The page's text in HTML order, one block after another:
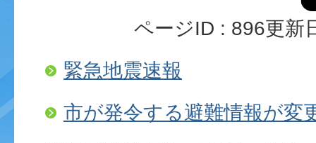
ページID : 896更新
緊急地震速報
市が発令する避難情報が変